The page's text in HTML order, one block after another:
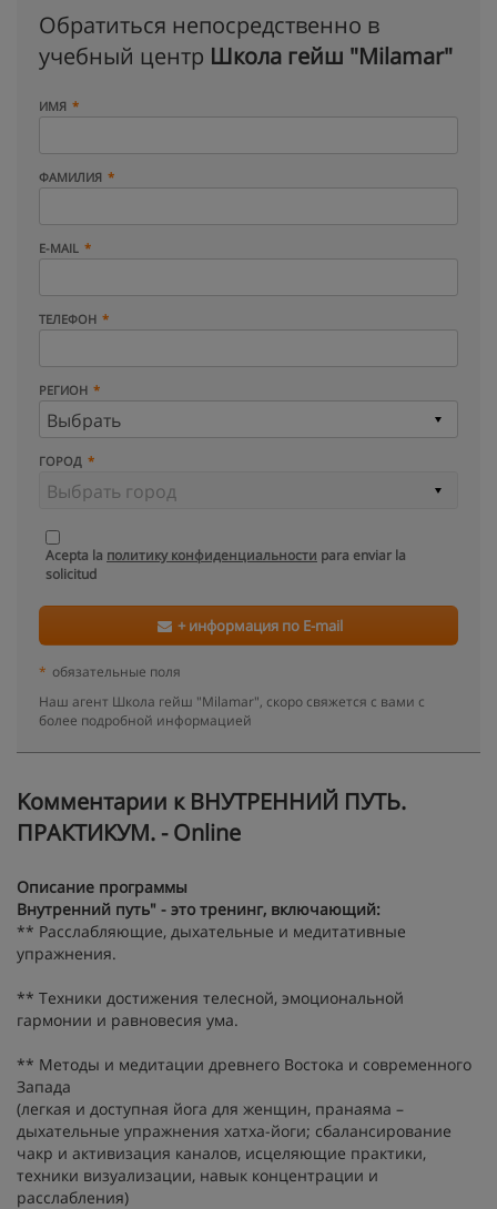
Обратиться непосредственно в
учебный центр Школа гейш "Milamar"
ИМЯ
ФАМИЛИЯ
E-MAIL
ТЕЛЕФОН
РЕГИОН
ГОРОД
Acepta la политику конфиденциальности para enviar la
solicitud
+ информация по E-mail
* обязательные поля
Наш агент Школа гейш "Milamar", скоро свяжется с вами с
более подробной информацией
Kомментарии к ВНУТРЕННИЙ ПУТЬ.
ПРАКТИКУМ. - Online
Описание программы
Внутренний путь" - это тренинг, включающий:
** Расслабляющие, дыхательные и медитативные
упражнения.
** Техники достижения телесной, эмоциональной
гармонии и равновесия ума.
** Методы и медитации древнего Востока и современного
Запада
(легкая и доступная йога для женщин, пранаяма –
дыхательные упражнения хатха-йоги; сбалансирование
чакр и активизация каналов, исцеляющие практики,
техники визуализации, навык концентрации и
расслабления)